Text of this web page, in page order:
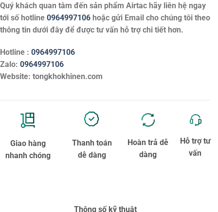
Quý khách quan tâm đến sản phẩm Airtac hãy liên hệ ngay
tới số hotline 0964997106 hoặc gửi Email cho chúng tôi theo
thông tin dưới đây để được tư vấn hỗ trợ chi tiết hơn.
Hotline : 0964997106
Zalo: 0964997106
Website: tongkhokhinen.com
Giao hàng
nhanh chóng
Thanh toán
dễ dàng
Hoàn trả dễ
dàng
Hỗ trợ tư
vấn
Thông số kỹ thuật